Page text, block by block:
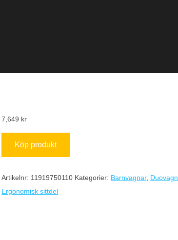
7,649 kr
Köp produkt
Artikelnr: 11919750110 Kategorier: Barnvagnar, Duovagn
Ergonomisk sittdel